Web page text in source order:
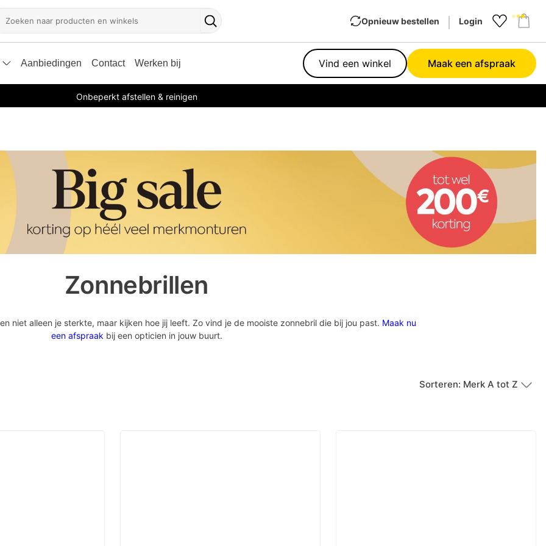
Zoekknop
Opnieuw bestellen Login
Aanbiedingen Contact Werken bij Vind een winkel Maak een afspraak
Onbeperkt afstellen & reinigen
Zonnebrillen
niet alleen je sterkte, maar kijken hoe jij leeft. Zo vind je de mooiste zonnebril die bij jou past. Maak nu
een afspraakbij een opticien in jouw buurt.
Sorteren: Merk A tot Z